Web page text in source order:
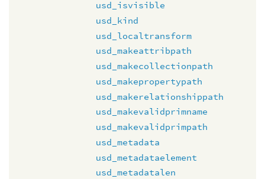
usd_isvisible
usd_kind
usd_localtransform
usd_makeattribpath
usd_makecollectionpath
usd_makepropertypath
usd_makerelationshippath
usd_makevalidprimname
usd_makevalidprimpath
usd_metadata
usd_metadataelement
usd_metadatalen